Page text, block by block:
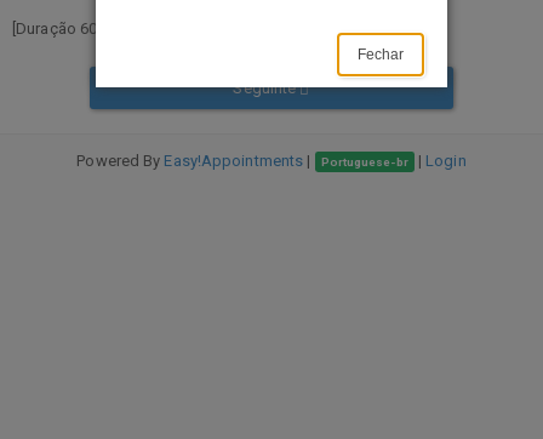
[Duração 60 Minutos][Valor 0.00 ]
Seguinte
Powered By Easy!Appointments | Portuguese-br | Login
Fechar